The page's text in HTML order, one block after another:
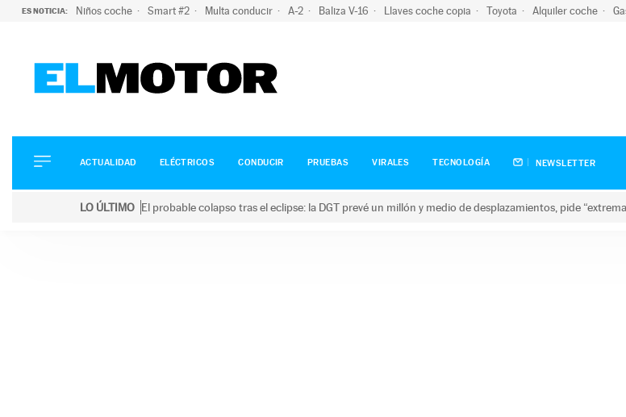
ES NOTICIA: Niños coche Smart #2 Multa conducir A-2 Baliza V-16 Llaves coche copia Toyota Alquiler coche
ELÉCTRICOS
CONDUCIR
ACTUALIDAD ELÉCTRICOS CONDUCIR PRUEBAS VIRALES TECNOLOGÍA NEWSLETTER
LO ÚLTIMO El probable colapso tras el eclipse: la DGT prevé un millón y medio de desplazamientos, pide